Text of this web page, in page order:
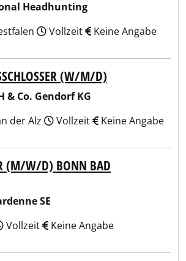
Headhunting
Vollzeit Keine Angabe
(W/M/D)
& Co. Gendorf KG
der Alz
Vollzeit Keine Angabe
(M/W/D) BONN BAD
SE
Vollzeit Keine Angabe